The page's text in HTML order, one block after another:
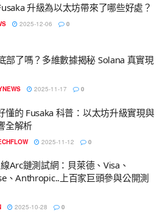
升級為以太坊帶來了哪些好處？
2025-12-06 0
部了嗎？多維數據揭秘 Solana 真實現
2025-11-17 0
懂的 Fusaka 科普：以太坊升級實現與
全解析
2025-11-12 0
Arc鏈測試網：貝萊德、Visa、
、Anthropic..上百家巨頭參與公開測
2025-10-28 0